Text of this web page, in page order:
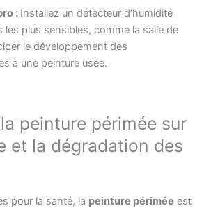
: Installez un détecteur d’humidité
les plus sensibles, comme la salle de
le développement des
à une peinture usée.
peinture périmée sur
et la dégradation des
pour la santé, la peinture périmée est